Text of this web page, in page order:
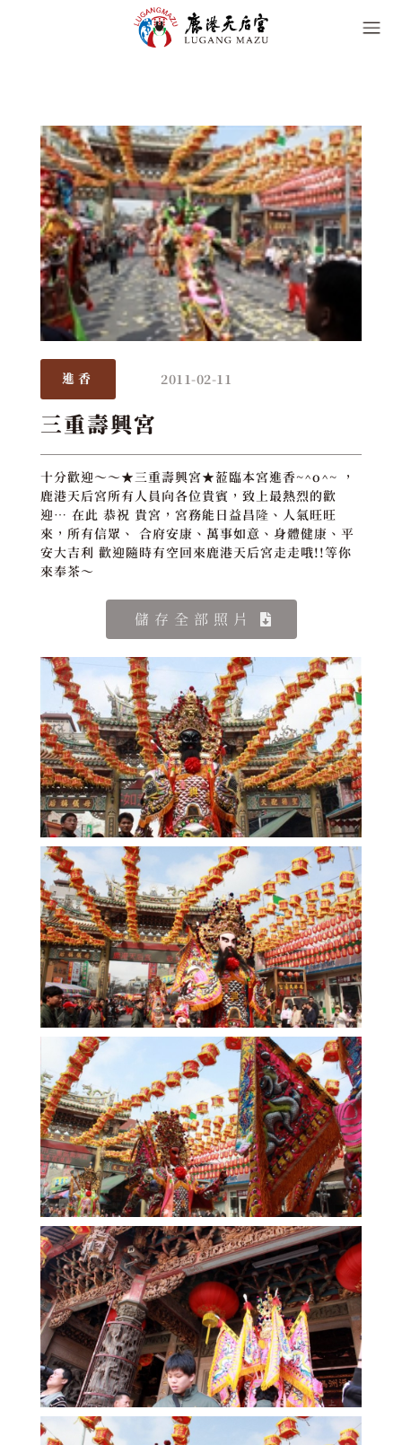
進香 2011-02-11
三重壽興宮
十分歡迎～～★三重壽興宮★蒞臨本宮進香~^o^~ ，
鹿港天后宮所有人員向各位貴賓，致上最熱烈的歡
迎… 在此 恭祝 貴宮，宮務能日益昌隆、人氣旺旺
來，所有信眾、 合府安康、萬事如意、身體健康、平
安大吉利 歡迎隨時有空回來鹿港天后宮走走哦!!等你
來奉茶～
儲存全部照片